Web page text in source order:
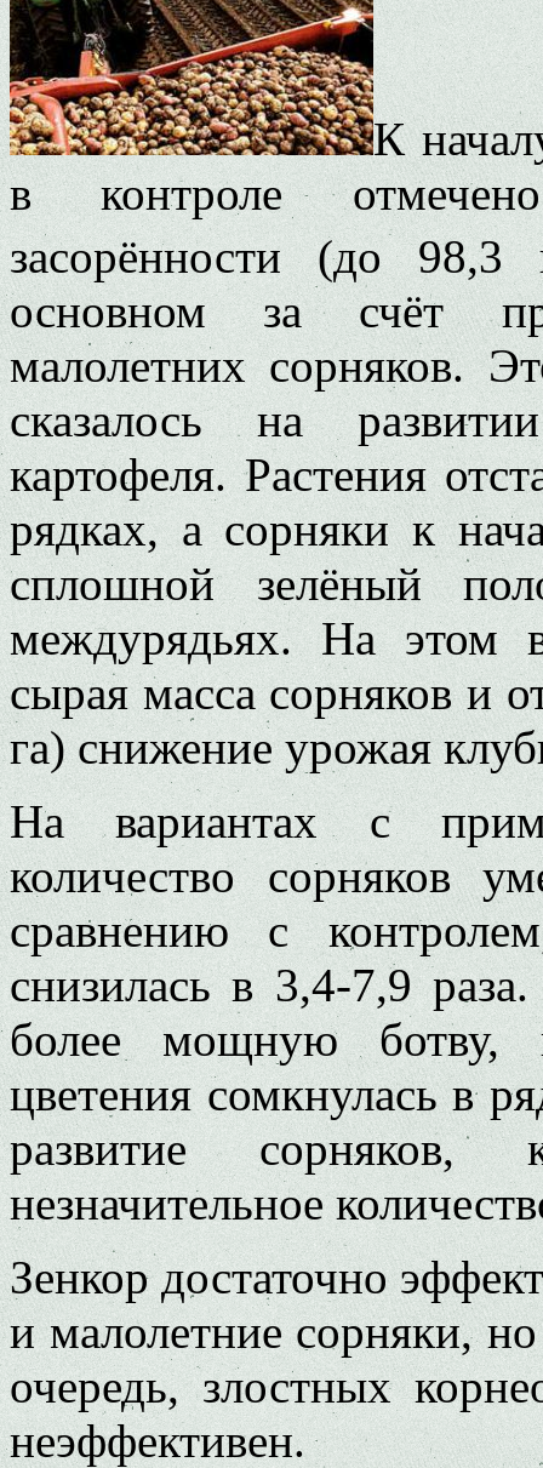
К
в контроле
засорённости (до 98,3
основном за счёт
малолетних сорняков.
сказалось на
картофеля. Растения
рядках, а сорняки к
сплошной зелёный
междурядьях. На этом
сырая масса сорняков и
га) снижение урожая
На вариантах с
количество сорняков
сравнению с
снизилась в 3,4-7,9
более мощную ботву,
цветения сомкнулась в
развитие
незначительное
Зенкор достаточно
и малолетние сорняки,
очередь, злостных
неэффективен.